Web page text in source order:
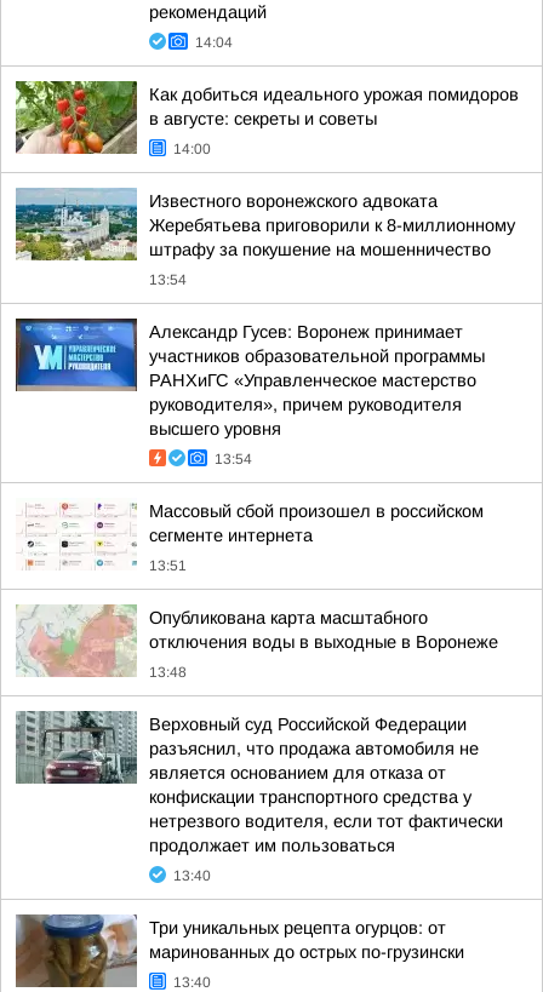
рекомендаций
14:04
Как добиться идеального урожая помидоров
в августе: секреты и советы
14:00
Известного воронежского адвоката
Жеребятьева приговорили к 8-миллионному
штрафу за покушение на мошенничество
13:54
Александр Гусев: Воронеж принимает
участников образовательной программы
РАНХиГС «Управленческое мастерство
руководителя», причем руководителя
высшего уровня
13:54
Массовый сбой произошел в российском
сегменте интернета
13:51
Опубликована карта масштабного
отключения воды в выходные в Воронеже
13:48
Верховный суд Российской Федерации
разъяснил, что продажа автомобиля не
является основанием для отказа от
конфискации транспортного средства у
нетрезвого водителя, если тот фактически
продолжает им пользоваться
13:40
Три уникальных рецепта огурцов: от
маринованных до острых по-грузински
13:40